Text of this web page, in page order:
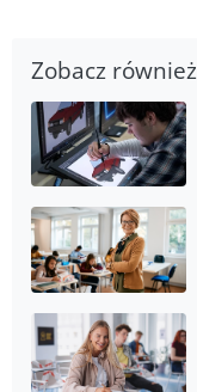
Zobacz również